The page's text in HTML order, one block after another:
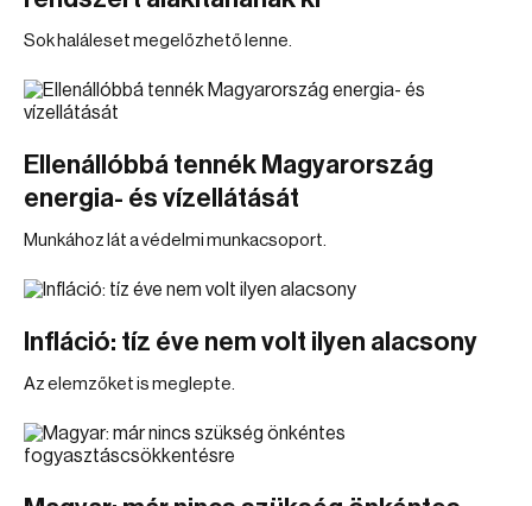
Sok haláleset megelőzhető lenne.
Ellenállóbbá tennék Magyarország
energia- és vízellátását
Munkához lát a védelmi munkacsoport.
Infláció: tíz éve nem volt ilyen alacsony
Az elemzőket is meglepte.